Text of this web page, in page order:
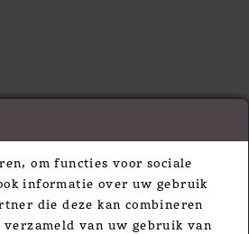
om functies voor sociale
informatie over uw gebruik
die deze kan combineren
van uw gebruik van